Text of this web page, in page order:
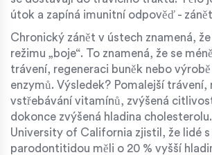
útok a zapíná imunitní odpověď -
Chronický zánět v ústech znamená,
režimu „boje“. To znamená, že se
trávení, regeneraci buněk nebo
enzymů. Výsledek? Pomalejší trávení,
vstřebávání vitamínů, zvýšená
dokonce zvýšená hladina
University of California zjistil, že lidé
parodontitidou měli o 20 % vyšší